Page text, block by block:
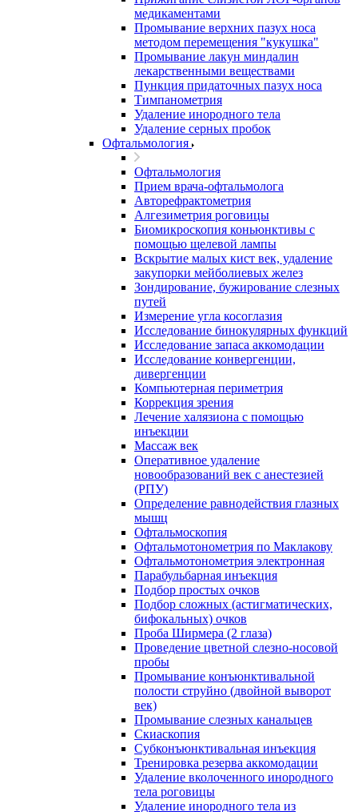
медикаментами
Промывание верхних пазух носа
методом перемещения "кукушка"
Промывание лакун миндалин
лекарственными веществами
Пункция придаточных пазух носа
Тимпанометрия
Удаление инородного тела
Удаление серных пробок
Офтальмология
Офтальмология
Прием врача-офтальмолога
Авторефрактометрия
Алгезиметрия роговицы
Биомикроскопия коньюнктивы с
помощью щелевой лампы
Вскрытие малых кист век, удаление
закупорки мейболиевых желез
Зондирование, бужирование слезных
путей
Измерение угла косоглазия
Исследование бинокулярных функций
Исследование запаса аккомодации
Исследование конвергенции,
дивергенции
Компьютерная периметрия
Коррекция зрения
Лечение халязиона с помощью
инъекции
Массаж век
Оперативное удаление
новообразований век с анестезией
(РПУ)
Определение равнодействия глазных
мышц
Офтальмоскопия
Офтальмотонометрия по Маклакову
Офтальмотонометрия электронная
Парабульбарная инъекция
Подбор простых очков
Подбор сложных (астигматических,
бифокальных) очков
Проба Ширмера (2 глаза)
Проведение цветной слезно-носовой
пробы
Промывание конъюнктивальной
полости струйно (двойной выворот
век)
Промывание слезных канальцев
Скиаскопия
Субконъюнктивальная инъекция
Тренировка резерва аккомодации
Удаление вколоченного инородного
тела роговицы
Удаление инородного тела из